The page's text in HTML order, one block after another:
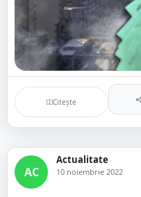
Citește
AC
Actualitate
10 noiembrie 2022